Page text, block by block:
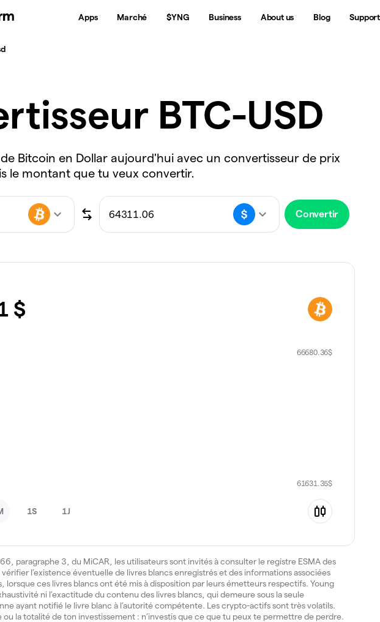
Apps Marché $YNG Business About us Blog Support
BTC-USD
Bitcoin en Dollar aujourd'hui avec un convertisseur de prix
le montant que tu veux convertir.
Convertir
$
66680.36$
61631.35$
1S 1J
paragraphe 3, du MiCAR, les utilisateurs sont invités à consulter le registre ESMA des
l’existence éventuelle de livres blancs enregistrés et des informations associées
lorsque ces livres blancs ont été mis à disposition par leurs émetteurs respectifs. Young
ni l’exactitude du contenu des livres blancs, qui demeure sous la seule
ayant notifié le livre blanc à l’autorité compétente. Les crypto-actifs sont très volatils.
ou la totalité de ton investissement : n’investis que ce que tu peux te permettre de perdre.